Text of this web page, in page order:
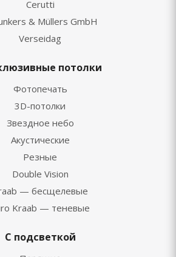
Cerutti
& Müllers GmbH
Verseidag
потолки
Фотопечать
3D-потолки
Звездное небо
Акустические
Резные
Double Vision
— бесщелевые
Kraab — теневые
С подсветкой